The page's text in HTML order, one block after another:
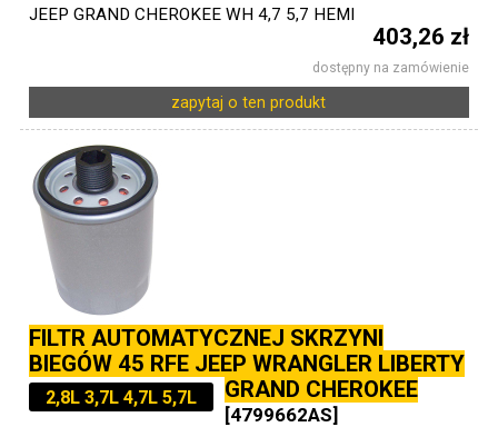
JEEP GRAND CHEROKEE WH 4,7 5,7 HEMI
403,26 zł
dostępny na zamówienie
zapytaj o ten produkt
FILTR AUTOMATYCZNEJ SKRZYNI
BIEGÓW 45 RFE JEEP WRANGLER LIBERTY
GRAND CHEROKEE
2,8L 3,7L 4,7L 5,7L
[4799662AS]